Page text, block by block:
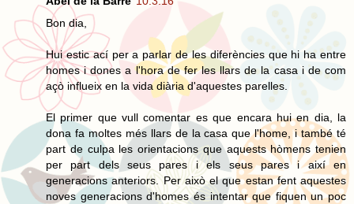
Bon dia,
Hui estic ací per a parlar de les diferències que hi ha entre
homes i dones a l'hora de fer les llars de la casa i de com
açò influeix en la vida diària d'aquestes parelles.
El primer que vull comentar es que encara hui en dia, la
dona fa moltes més llars de la casa que l'home, i també té
part de culpa les orientacions que aquests hòmens tenien
per part dels seus pares i els seus pares i així en
generacions anteriors. Per això el que estan fent aquestes
noves generacions d'homes és intentar que fiquen un poc